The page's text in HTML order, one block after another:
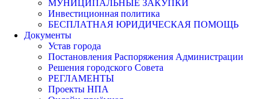
МУНИЦИПАЛЬНЫЕ ЗАКУПКИ
Инвестиционная политика
БЕСПЛАТНАЯ ЮРИДИЧЕСКАЯ ПОМОЩЬ
Документы
Устав города
Постановления Распоряжения Администрации
Решения городского Совета
РЕГЛАМЕНТЫ
Проекты НПА